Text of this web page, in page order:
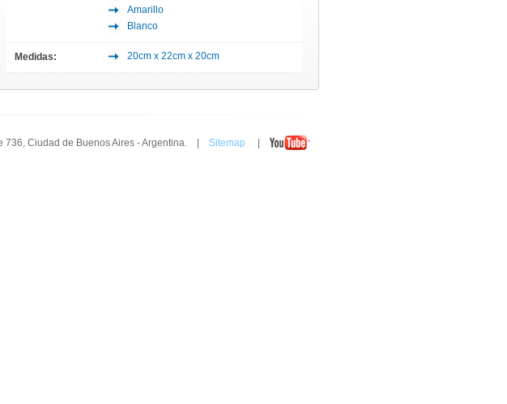
Amarillo
Blanco
Medidas: 20cm x 22cm x 20cm
Ciudad de Buenos Aires - Argentina. | Sitemap